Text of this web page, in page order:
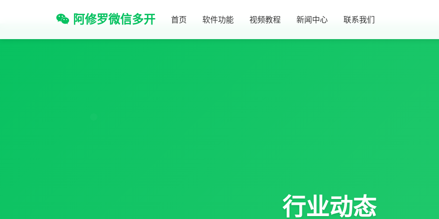
阿修罗微信多开 首页 软件功能 视频教程 新闻中心 联系我们
行业动态